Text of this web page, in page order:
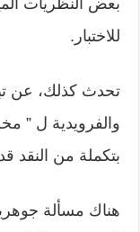
بعض النظريات
للاختبار.
تحدث كذلك، عن
والفرويدية ل ”
بتكملة من النقد
هناك مسألة